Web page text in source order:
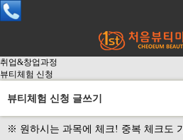
취업&창업과정
뷰티체험 신청
뷰티체험 신청 글쓰기
※ 원하시는 과목에 체크! 중복 체크도